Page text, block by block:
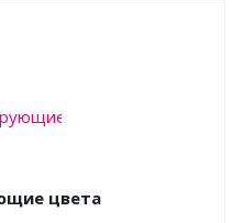
цвета